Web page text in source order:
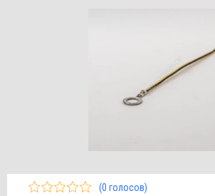
(0 голосов)